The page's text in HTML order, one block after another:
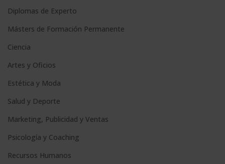
Diplomas de Experto
Másters de Formación Permanente
Ciencia
Artes y Oficios
Estética y Moda
Salud y Deporte
Marketing, Publicidad y Ventas
Psicología y Coaching
Recursos Humanos